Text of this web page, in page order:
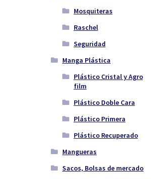
Mosquiteras
Raschel
Seguridad
Manga Plástica
Plástico Cristal y Agro
film
Plástico Doble Cara
Plástico Primera
Plástico Recuperado
Mangueras
Sacos, Bolsas de mercado